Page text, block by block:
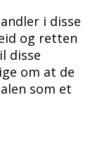
i disse
og retten
disse
om at de
som et